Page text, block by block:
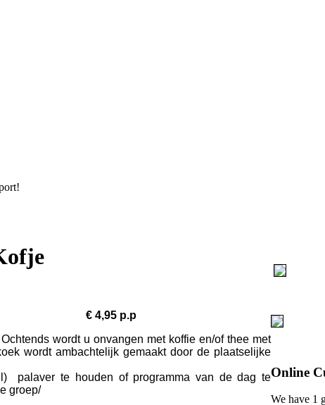
€ 4,95 p.p
wordt u onvangen met koffie en/of thee met
wordt ambachtelijk gemaakt door de plaatselijke
palaver te houden of programma van de dag te
groep/
Online
We have 1